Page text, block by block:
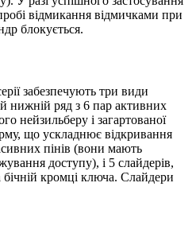
відмикання відмичками при
блокується.
забезпечують три види
нижній ряд з 6 пар активних
нейзильберу і загартованої
що ускладнює відкривання
пінів (вони мають
доступу), і 5 слайдерів,
кромці ключа. Слайдери